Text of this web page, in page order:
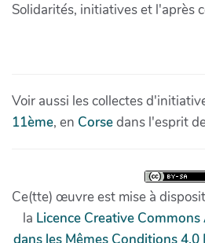
Solidarités, initiatives et l'après
Voir aussi les collectes
11ème, en Corsedans l'esprit
Ce(tte) œuvre est mise à
la Licence Creative